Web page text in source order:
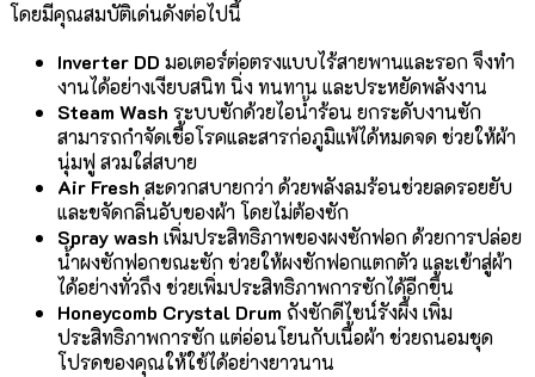
โดยมีคุณสมบัติเด่นดังต่อไปนี้
Inverter DD มอเตอร์ต่อตรงแบบไร้สายพานและรอก จึงทํา
งานได้อย่างเงียบสนิท นิ่ง ทนทาน และประหยัดพลังงาน
Steam Wash ระบบซักด้วยไอน้ำร้อน ยกระดับงานซัก
สามารถกำจัดเชื้อโรคและสารก่อภูมิแพ้ได้หมดจด ช่วยให้ผ้า
นุ่มฟู สวมใส่สบาย
Air Fresh สะดวกสบายกว่า ด้วยพลังลมร้อนช่วยลดรอยยับ
และขจัดกลิ่นอับของผ้า โดยไม่ต้องซัก
Spray wash เพิ่มประสิทธิภาพของผงซักฟอก ด้วยการปล่อย
น้ำผงซักฟอกขณะซัก ช่วยให้ผงซักฟอกแตกตัว และเข้าสู่ผ้า
ได้อย่างทั่วถึง ช่วยเพิ่มประสิทธิภาพการซักได้อีกขึ้น
Honeycomb Crystal Drum ถังซักดีไซน์รังผึ้ง เพิ่ม
ประสิทธิภาพการซัก แต่อ่อนโยนกับเนื้อผ้า ช่วยถนอมชุด
โปรดของคุณให้ใช้ได้อย่างยาวนาน